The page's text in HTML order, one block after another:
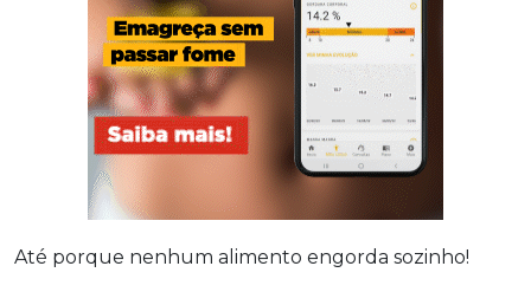
Até porque nenhum alimento engorda sozinho!